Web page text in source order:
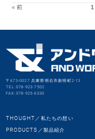
« 前 1
〒673-0027 兵庫県明石市新明町2-13
TEL:078-923-7502
FAX:078-925-6030
THOUGHT ／私たちの想い
PRODUCTS ／製品紹介